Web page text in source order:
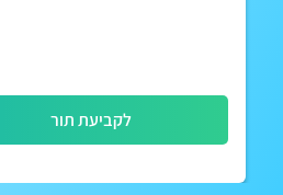
לקביעת תור